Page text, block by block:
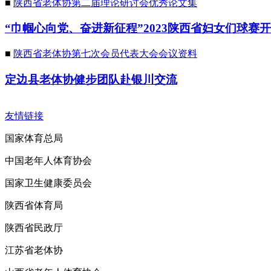
■ 陕西省老体协第二届理论研讨会优秀论文集
“巾帼心向党、奋进新征程”2023陕西省妇女们球赛
■ 陕西省老体协第七次会员代表大会会议资料
定边县老体协健步团队赴银川交流
友情链接
国家体育总局
中国老年人体育协会
国家卫生健康委员会
陕西省体育局
陕西省民政厅
江苏省老体协